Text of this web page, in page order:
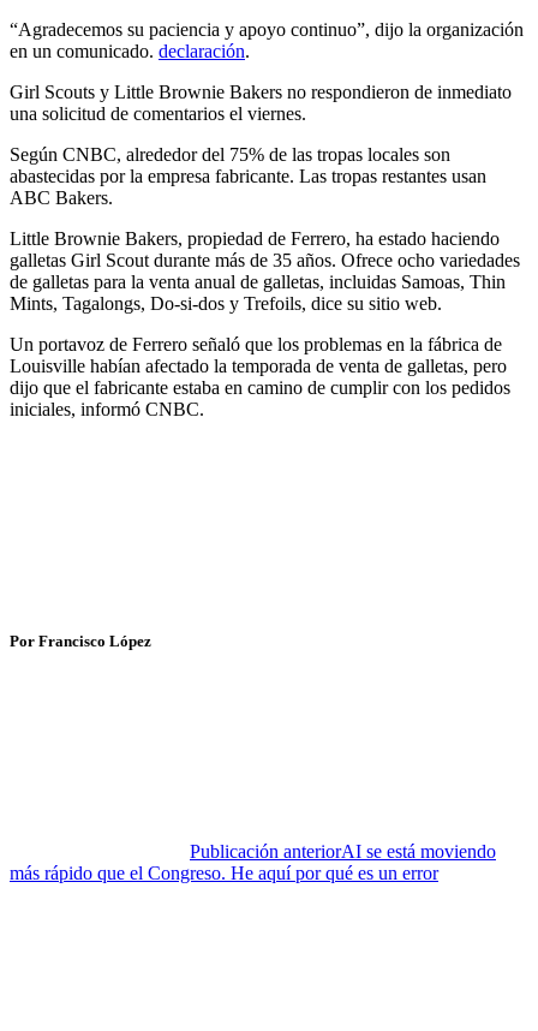
“Agradecemos su paciencia y apoyo continuo”, dijo la organización
en un comunicado. declaración.
Girl Scouts y Little Brownie Bakers no respondieron de inmediato
una solicitud de comentarios el viernes.
Según CNBC, alrededor del 75% de las tropas locales son
abastecidas por la empresa fabricante. Las tropas restantes usan
ABC Bakers.
Little Brownie Bakers, propiedad de Ferrero, ha estado haciendo
galletas Girl Scout durante más de 35 años. Ofrece ocho variedades
de galletas para la venta anual de galletas, incluidas Samoas, Thin
Mints, Tagalongs, Do-si-dos y Trefoils, dice su sitio web.
Un portavoz de Ferrero señaló que los problemas en la fábrica de
Louisville habían afectado la temporada de venta de galletas, pero
dijo que el fabricante estaba en camino de cumplir con los pedidos
iniciales, informó CNBC.
Por Francisco López
Publicación anteriorAI se está moviendo
más rápido que el Congreso. He aquí por qué es un error